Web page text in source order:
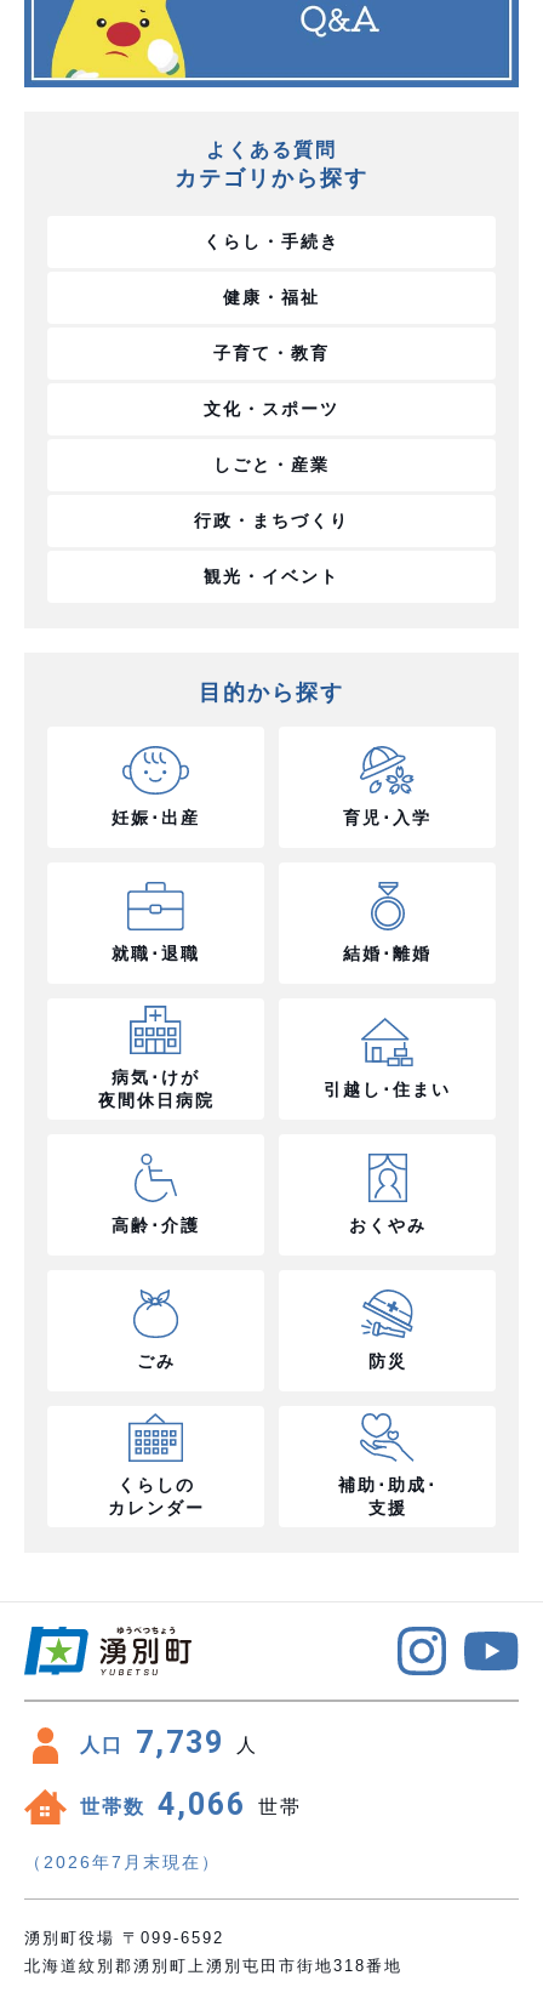
よくある質問
カテゴリから探す
くらし・手続き
健康・福祉
子育て・教育
文化・スポーツ
しごと・産業
行政・まちづくり
観光・イベント
目的から探す
妊娠･出産 育児･入学
就職･退職 結婚･離婚
病気･けが
夜間休日病院
引越し･住まい
高齢･介護 おくやみ
ごみ 防災
くらしの
カレンダー
補助･助成･
支援
人口 7,739 人
世帯数 4,066 世帯
（2026年7月末現在）
湧別町役場 〒099-6592
北海道紋別郡湧別町上湧別屯田市街地318番地